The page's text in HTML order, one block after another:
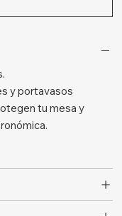
y portavasos
tu mesa y